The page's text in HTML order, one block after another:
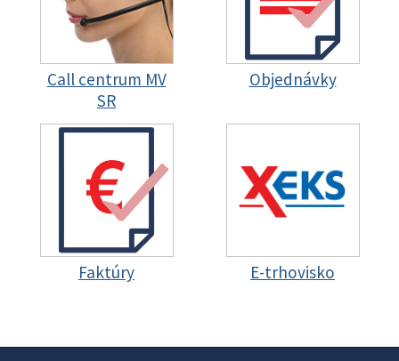
Call centrum MV
SR
Objednávky
Faktúry E-trhovisko